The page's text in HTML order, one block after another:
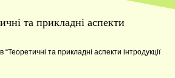
та прикладні аспекти
та прикладні аспекти інтродукції